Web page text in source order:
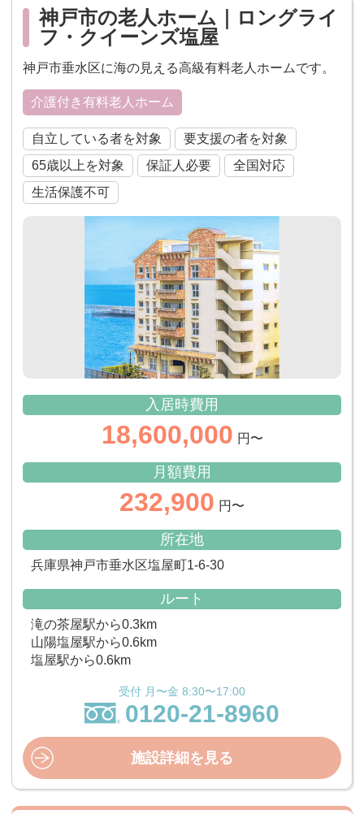
神戸市の老人ホーム｜ロングライ
フ・クイーンズ塩屋
神戸市垂水区に海の見える高級有料老人ホームです。
介護付き有料老人ホーム
自立している者を対象
要支援の者を対象
65歳以上を対象
保証人必要
全国対応
生活保護不可
入居時費用
18,600,000 円〜
月額費用
232,900 円〜
所在地
兵庫県神戸市垂水区塩屋町1-6-30
ルート
滝の茶屋駅から0.3km
山陽塩屋駅から0.6km
塩屋駅から0.6km
受付 月〜金 8:30〜17:00
0120-21-8960
施設詳細を見る